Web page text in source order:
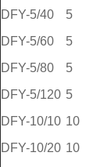
DFY-5/40
5
DFY-5/60
5
DFY-5/80
5
DFY-5/120 5
DFY-10/10 10
DFY-10/20 10